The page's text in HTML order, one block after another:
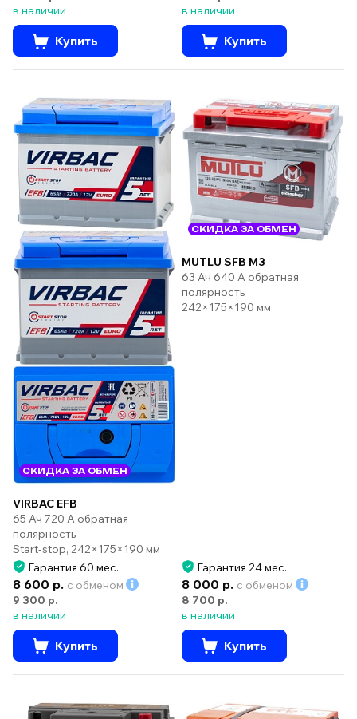
в наличии
Купить
в наличии
Купить
СКИДКА ЗА ОБМЕН
VIRBAC EFB
65 Ач 720 А обратная
полярность
Start-stop, 242×175×190 мм
Гарантия 60 мес.
8 600 р. с обменом
9 300 р.
в наличии
Купить
СКИДКА ЗА ОБМЕН
MUTLU SFB M3
63 Ач 640 А обратная
полярность
242×175×190 мм
Гарантия 24 мес.
8 000 р. с обменом
8 700 р.
в наличии
Купить